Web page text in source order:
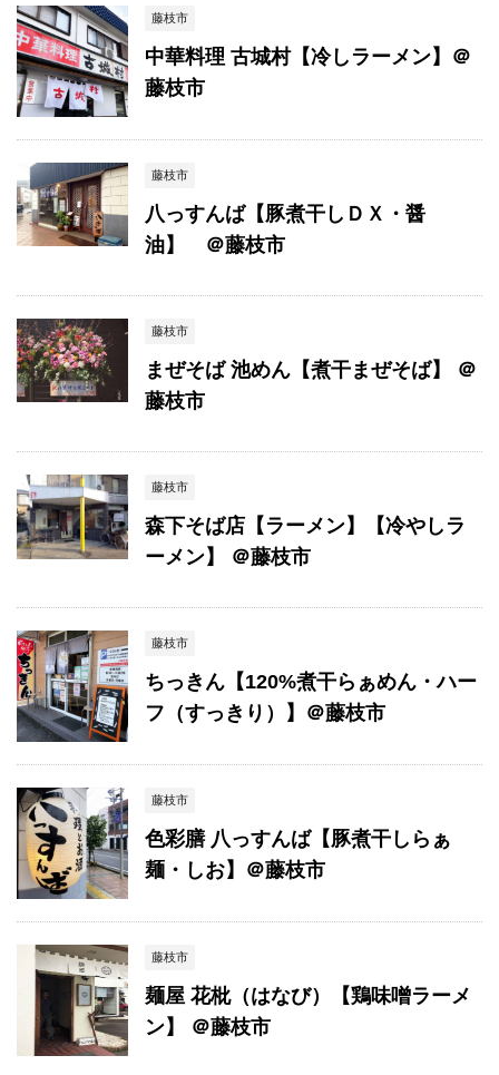
藤枝市
中華料理 古城村【冷しラーメン】＠
藤枝市
藤枝市
八っすんば【豚煮干しＤＸ・醤
油】 ＠藤枝市
藤枝市
まぜそば 池めん【煮干まぜそば】 ＠
藤枝市
藤枝市
森下そば店【ラーメン】【冷やしラ
ーメン】 ＠藤枝市
藤枝市
ちっきん【120%煮干らぁめん・ハー
フ（すっきり）】＠藤枝市
藤枝市
色彩膳 八っすんば【豚煮干しらぁ
麺・しお】＠藤枝市
藤枝市
麺屋 花枇（はなび）【鶏味噌ラーメ
ン】 ＠藤枝市